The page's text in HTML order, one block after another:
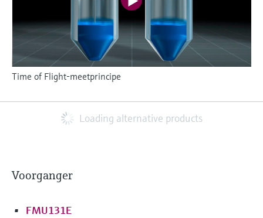
Time of Flight-meetprincipe
Loading alternative products
Voorganger
FMU131E